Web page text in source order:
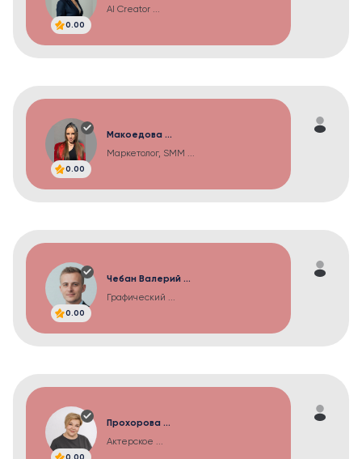
0.00
AI Creator ...
0.00
Макоедова ...
Маркетолог, SMM ...
0.00
Чебан Валерий ...
Графический ...
0.00
Прохорова ...
Актерское ...